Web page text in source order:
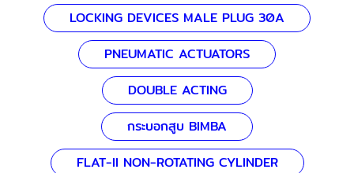
LOCKING DEVICES MALE PLUG 30A
PNEUMATIC ACTUATORS
DOUBLE ACTING
กระบอกสูบ BIMBA
FLAT-II NON-ROTATING CYLINDER